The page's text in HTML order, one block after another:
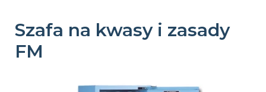
Szafa na kwasy i zasady
FM